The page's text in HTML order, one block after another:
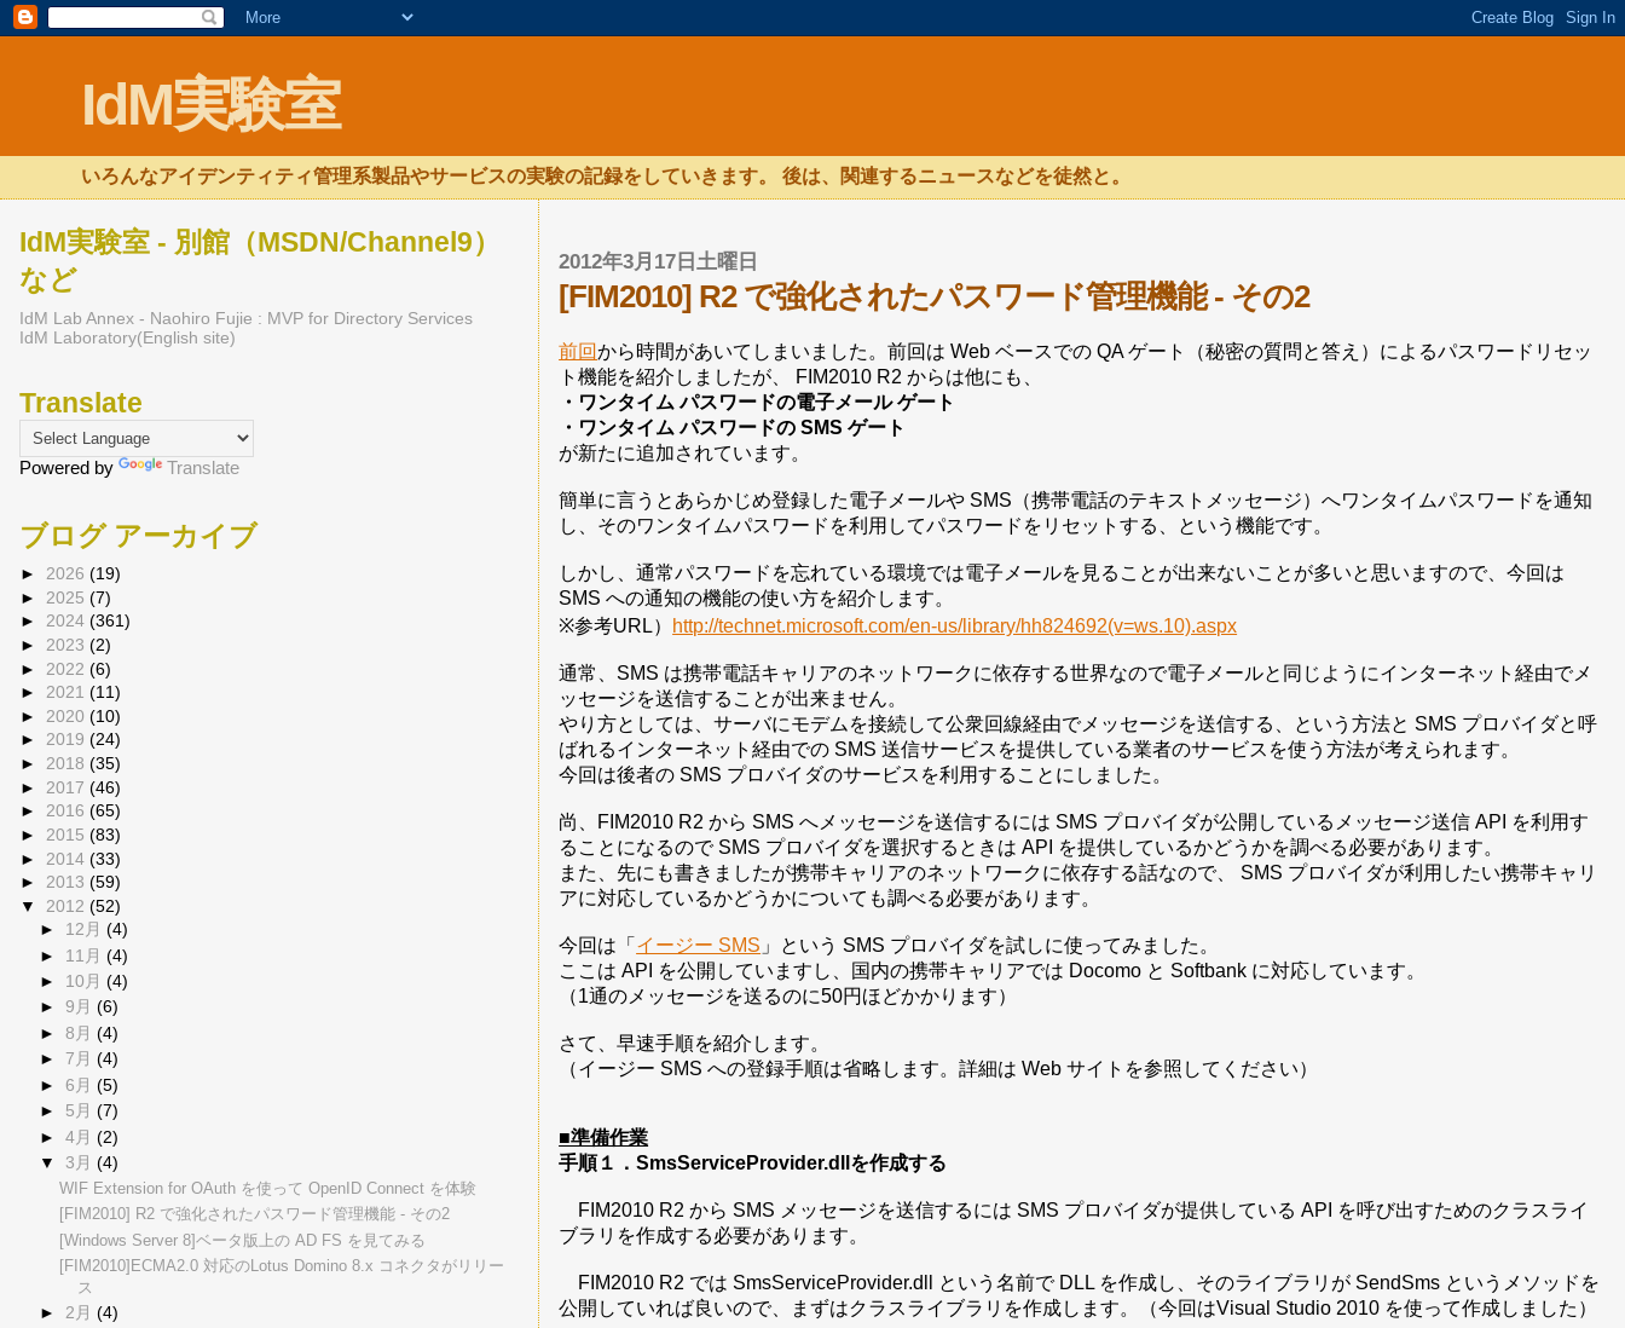
IdM実験室
いろんなアイデンティティ管理系製品やサービスの実験の記録をしていきます。 後は、関連するニュースなどを徒然と。
2012年3月17日土曜日
[FIM2010] R2 で強化されたパスワード管理機能 - その2
前回から時間があいてしまいました。前回は Web ベースでの QA ゲート（秘密の質問と答え）によるパスワードリセッ
ト機能を紹介しましたが、 FIM2010 R2 からは他にも、
・ワンタイム パスワードの電子メール ゲート
・ワンタイム パスワードの SMS ゲート
が新たに追加されています。
簡単に言うとあらかじめ登録した電子メールや SMS（携帯電話のテキストメッセージ）へワンタイムパスワードを通知
し、そのワンタイムパスワードを利用してパスワードをリセットする、という機能です。
しかし、通常パスワードを忘れている環境では電子メールを見ることが出来ないことが多いと思いますので、今回は
SMS への通知の機能の使い方を紹介します。
※参考URL）
http://technet.microsoft.com/en-us/library/hh824692(v=ws.10).aspx
通常、SMS は携帯電話キャリアのネットワークに依存する世界なので電子メールと同じようにインターネット経由でメ
ッセージを送信することが出来ません。
やり方としては、サーバにモデムを接続して公衆回線経由でメッセージを送信する、という方法と SMS プロバイダと呼
ばれるインターネット経由での SMS 送信サービスを提供している業者のサービスを使う方法が考えられます。
今回は後者の SMS プロバイダのサービスを利用することにしました。
尚、FIM2010 R2 から SMS へメッセージを送信するには SMS プロバイダが公開しているメッセージ送信 API を利用す
ることになるので SMS プロバイダを選択するときは API を提供しているかどうかを調べる必要があります。
また、先にも書きましたが携帯キャリアのネットワークに依存する話なので、 SMS プロバイダが利用したい携帯キャリ
アに対応しているかどうかについても調べる必要があります。
今回は「 イージー SMS 」という SMS プロバイダを試しに使ってみました。
ここは API を公開していますし、国内の携帯キャリアでは Docomo と Softbank に対応しています。
（1通のメッセージを送るのに50円ほどかかります）
さて、早速手順を紹介します。
（イージー SMS への登録手順は省略します。詳細は Web サイトを参照してください）
■準備作業
手順１．SmsServiceProvider.dllを作成する
FIM2010 R2 から SMS メッセージを送信するには SMS プロバイダが提供している API を呼び出すためのクラスライ
ブラリを作成する必要があります。
FIM2010 R2 では SmsServiceProvider.dll という名前で DLL を作成し、そのライブラリが SendSms というメソッドを
公開していれば良いので、まずはクラスライブラリを作成します。（今回はVisual Studio 2010 を使って作成しました）
IdM実験室 - 別館（MSDN/Channel9）
など
IdM Lab Annex - Naohiro Fujie : MVP for Directory Services
IdM Laboratory(English site)
Translate
Powered by Translate
ブログ アーカイブ
► 2026 (19)
► 2025 (7)
► 2024 (361)
► 2023 (2)
► 2022 (6)
► 2021 (11)
► 2020 (10)
► 2019 (24)
► 2018 (35)
► 2017 (46)
► 2016 (65)
► 2015 (83)
► 2014 (33)
► 2013 (59)
▼ 2012 (52)
► 12月(4)
► 11月(4)
► 10月(4)
►9月(6)
►8月(4)
►7月(4)
►6月(5)
► 5月(7)
►4月(2)
▼ 3月(4)
WIF Extension for OAuth を使って OpenID Connect を体験
[FIM2010] R2 で強化されたパスワード管理機能 - その2
[Windows Server 8]ベータ版上の AD FS を見てみる
[FIM2010]ECMA2.0 対応のLotus Domino 8.x コネクタがリリー
ス
►2月(4)